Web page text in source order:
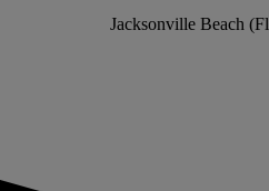
Jacksonville Beach